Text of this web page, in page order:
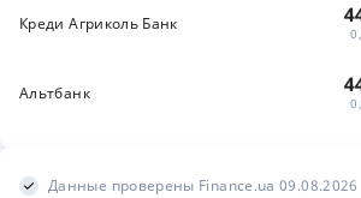
Креди Агриколь Банк
Альтбанк
Данные проверены Finance.ua 09.08.2026